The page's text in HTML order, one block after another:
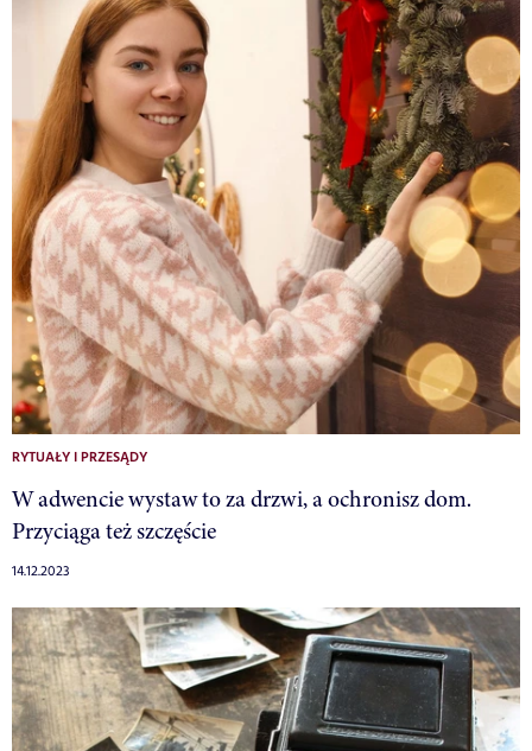
RYTUAŁY I PRZESĄDY
W adwencie wystaw to za drzwi, a ochronisz dom.
Przyciąga też szczęście
14.12.2023